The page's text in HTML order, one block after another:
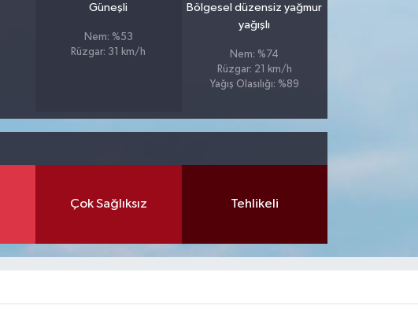
Güneşli
Nem: %53
Rüzgar: 31 km/h
Bölgesel düzensiz yağmur
yağışlı
Nem: %74
Rüzgar: 21 km/h
Yağış Olasılığı: %89
Çok Sağlıksız Tehlikeli